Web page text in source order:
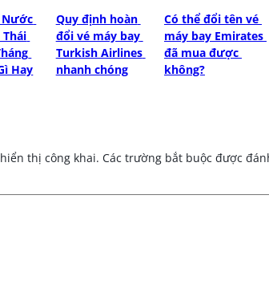
Nước
Hay
Quy định hoàn
đổi vé máy bay
Turkish Airlines
nhanh chóng
Có thể đổi tên vé
máy bay Emirates
đã mua được
không?
thị công khai. Các trường bắt buộc được